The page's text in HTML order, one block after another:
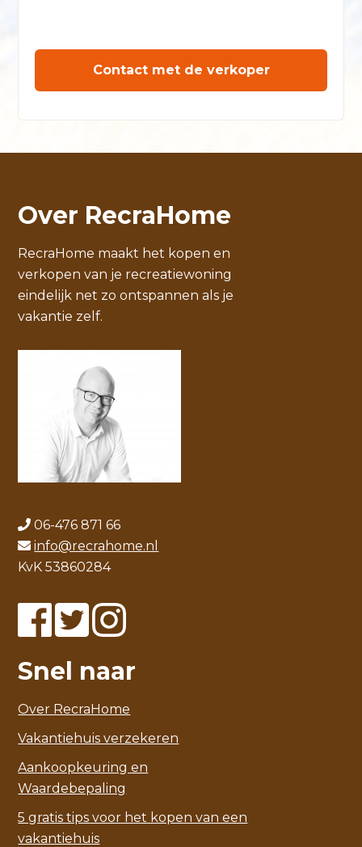
Contact met de verkoper
Over RecraHome
RecraHome maakt het kopen en
verkopen van je recreatiewoning
eindelijk net zo ontspannen als je
vakantie zelf.
06-476 871 66
info@recrahome.nl
KvK 53860284
Snel naar
Over RecraHome
Vakantiehuis verzekeren
Aankoopkeuring en
Waardebepaling
5 gratis tips voor het kopen van een
vakantiehuis